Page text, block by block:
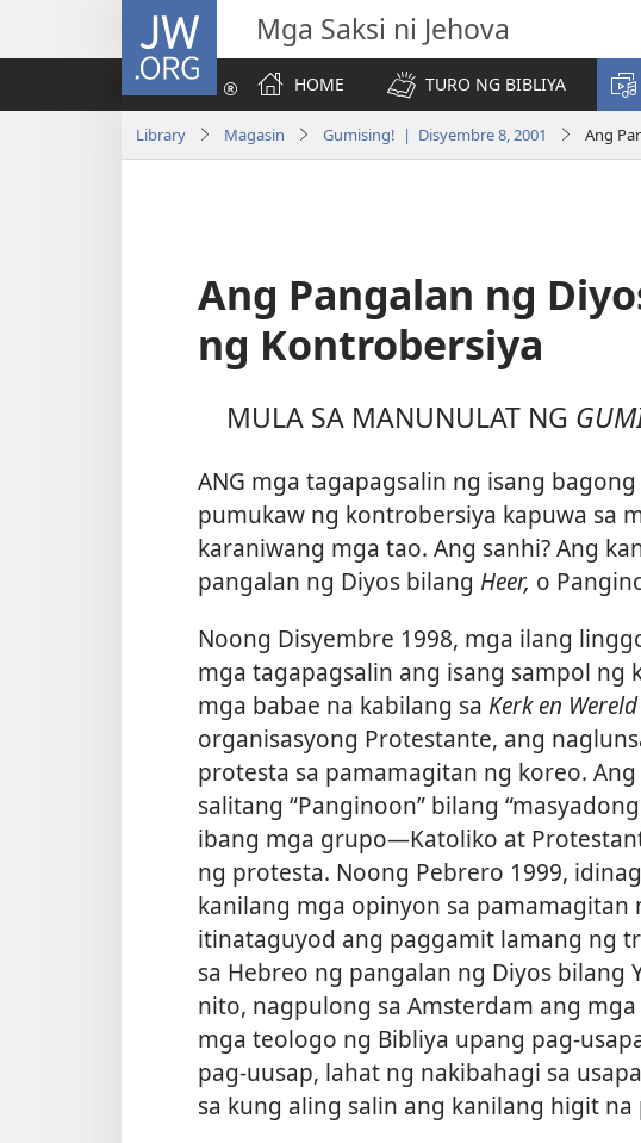
JW.ORG Mga Saksi ni Jehova
HOME
TURO NG BIBLIYA
Library Magasin Gumising! | Disyembre 8, 2001 Ang
Ang Pangalan ng
ng Kontrobersiya
MULA SA MANUNULAT NG
ANG mga tagapagsalin ng isang
pumukaw ng kontrobersiya kapuwa sa
karaniwang mga tao. Ang sanhi? Ang
pangalan ng Diyos bilang Heer, o
Noong Disyembre 1998, mga ilang
mga tagapagsalin ang isang sampol ng
mga babae na kabilang sa Kerk en Wereld
organisasyong Protestante, ang
protesta sa pamamagitan ng koreo.
salitang “Panginoon” bilang
ibang mga grupo​—Katoliko at
ng protesta. Noong Pebrero 1999,
kanilang mga opinyon sa pamamagitan
itinataguyod ang paggamit lamang ng
sa Hebreo ng pangalan ng Diyos bilang
nito, nagpulong sa Amsterdam ang
mga teologo ng Bibliya upang pag-
pag-uusap, lahat ng nakibahagi sa
sa kung aling salin ang kanilang higit